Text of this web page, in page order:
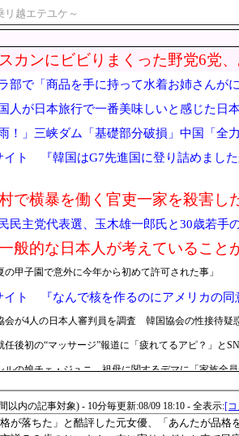
越エテユケ～
カンにビビりまくった野党6党
部で「商品を手に持って水着お姉さん
人が日本旅行で一番美味しいと感じた
！」三峡ダム「基礎部分破損」中国「全
陸！（穀物生産が壊滅危機」→
イト 『韓国はG7先進国に登り詰めまし
で横暴を働く官吏一家を殺害し
……
民民主党代表選、玉木雄一郎氏と30歳若
ｗ般的な日本人が考えているこ
？？？？？？？？？？？？？？
の甲子園で意外に今年から初めて許可された事」
イト 『なんで核を作るのにアメリカの同
会が4人の日本人審判員を調査 韓国協会の性接待疑
任後初の“マッサージ”報道に「疲れてるアピ？」
ルの娘チェ・ジュニ、祖母に関するデマに「家族全
「日本のこの駅、電車が来る音がおかしい」
ョブズとは何者か——禅僧に「弟子入り」した男が